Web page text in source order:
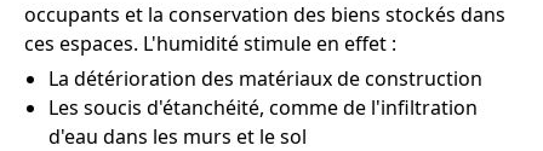
occupants et la conservation des biens stockés dans
ces espaces. L'humidité stimule en effet :
La détérioration des matériaux de construction
Les soucis d'étanchéité, comme de l'infiltration
d'eau dans les murs et le sol